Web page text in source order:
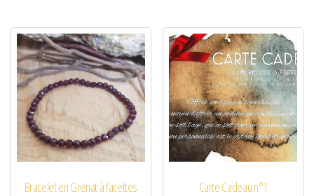
Bracelet en Grenat à facettes Carte Cadeau n°1